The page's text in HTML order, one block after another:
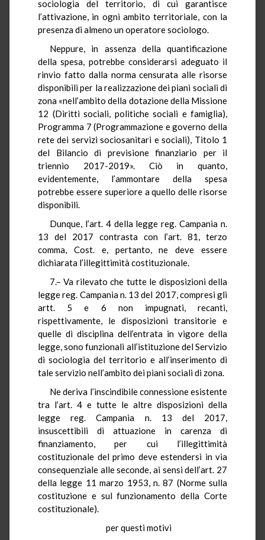
sociologia del territorio, di cui garantisce
l’attivazione, in ogni ambito territoriale, con la
presenza di almeno un operatore sociologo.
Neppure, in assenza della quantificazione
della spesa, potrebbe considerarsi adeguato il
rinvio fatto dalla norma censurata alle risorse
disponibili per la realizzazione dei piani sociali di
zona «nell’ambito della dotazione della Missione
12 (Diritti sociali, politiche sociali e famiglia),
Programma 7 (Programmazione e governo della
rete dei servizi sociosanitari e sociali), Titolo 1
del Bilancio di previsione finanziario per il
triennio 2017-2019». Ciò in quanto,
evidentemente, l’ammontare della spesa
potrebbe essere superiore a quello delle risorse
disponibili.
Dunque, l’art. 4 della legge reg. Campania n.
13 del 2017 contrasta con l’art. 81, terzo
comma, Cost. e, pertanto, ne deve essere
dichiarata l’illegittimità costituzionale.
7.– Va rilevato che tutte le disposizioni della
legge reg. Campania n. 13 del 2017, compresi gli
artt. 5 e 6 non impugnati, recanti,
rispettivamente, le disposizioni transitorie e
quelle di disciplina dell’entrata in vigore della
legge, sono funzionali all’istituzione del Servizio
di sociologia del territorio e all’inserimento di
tale servizio nell’ambito dei piani sociali di zona.
Ne deriva l’inscindibile connessione esistente
tra l’art. 4 e tutte le altre disposizioni della
legge reg. Campania n. 13 del 2017,
insuscettibili di attuazione in carenza di
finanziamento, per cui l’illegittimità
costituzionale del primo deve estendersi in via
consequenziale alle seconde, ai sensi dell’art. 27
della legge 11 marzo 1953, n. 87 (Norme sulla
costituzione e sul funzionamento della Corte
costituzionale).
per questi motivi